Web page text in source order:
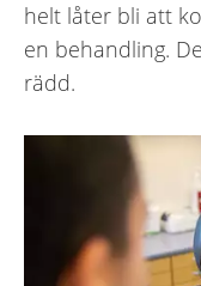
helt låter bli att
en behandling.
rädd.